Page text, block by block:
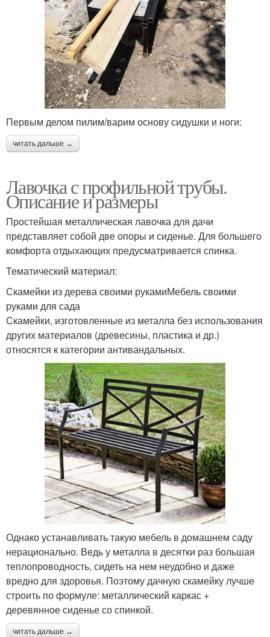
Первым делом пилим/варим основу сидушки и ноги:
читать дальше →
Лавочка с профильной трубы.
Описание и размеры
Простейшая металлическая лавочка для дачи
представляет собой две опоры и сиденье. Для большего
комфорта отдыхающих предусматривается спинка.
Тематический материал:
Скамейки из дерева своими рукамиМебель своими
руками для сада
Скамейки, изготовленные из металла без использования
других материалов (древесины, пластика и др.)
относятся к категории антивандальных.
Однако устанавливать такую мебель в домашнем саду
нерационально. Ведь у металла в десятки раз большая
теплопроводность, сидеть на нем неудобно и даже
вредно для здоровья. Поэтому дачную скамейку лучше
строить по формуле: металлический каркас +
деревянное сиденье со спинкой.
читать дальше →